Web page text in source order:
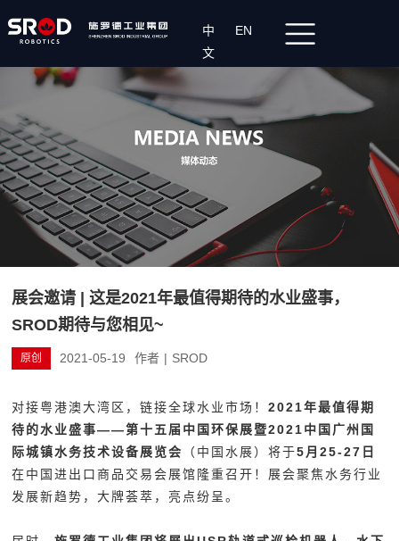
中
文
EN
展会邀请 | 这是2021年最值得期待的水业盛事，
SROD期待与您相见~
原创 2021-05-19 作者 | SROD
对接粤港澳大湾区，链接全球水业市场！2021年最值得期
待的水业盛事——第十五届中国环保展暨2021中国广州国
际城镇水务技术设备展览会
（中国水展）将于5月25-27日
在中国进出口商品交易会展馆隆重召开！展会聚焦水务行业
发展新趋势，大牌荟萃，亮点纷呈。